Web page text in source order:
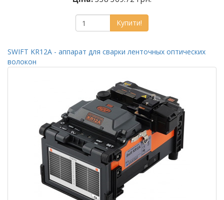
Купити!
SWIFT KR12A - аппарат для сварки ленточных оптических
волокон